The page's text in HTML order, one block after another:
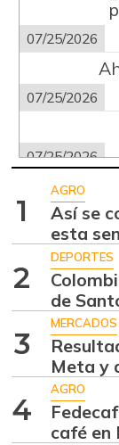
07/25/2026
07/25/2026
07/25/2026
07/25/2026
07/25/2026
Arroz
07/25/2026
Arroz de
07/06/2013
1
AGRO
Así se
esta
2
DEPORTES
de
3
MERCADOS
Meta y
4
AGRO
café en